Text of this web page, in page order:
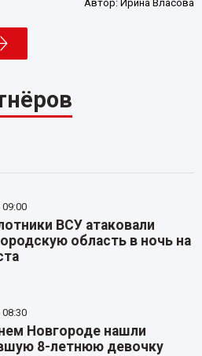
Автор:Ирина Власова
09:00
ВСУ атаковали
область в ночь на
08:30
Новгороде нашли
8-летнюю девочку